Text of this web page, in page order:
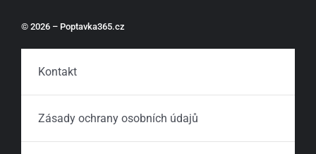
© 2026 – Poptavka365.cz
Kontakt
Zásady ochrany osobních údajů